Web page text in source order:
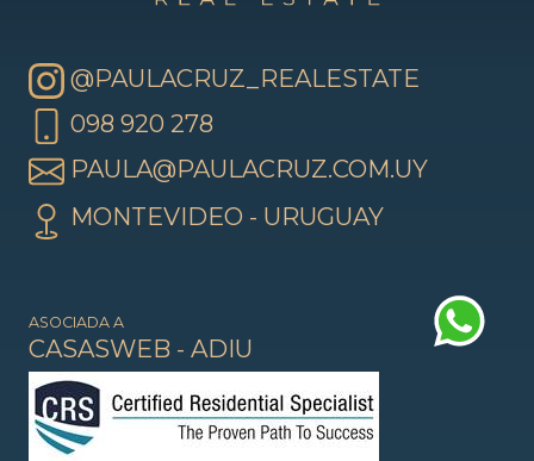
@PAULACRUZ_REALESTATE
098 920 278
PAULA@PAULACRUZ.COM.UY
MONTEVIDEO - URUGUAY
ASOCIADA A
CASASWEB - ADIU